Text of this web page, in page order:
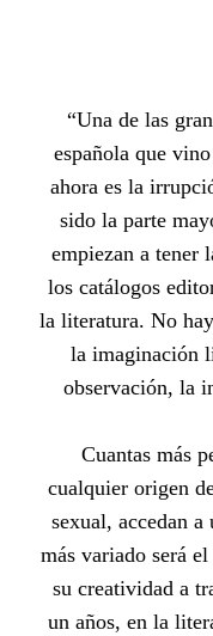
“Una de las
española que
ahora es la
sido la parte
empiezan a tener
los catálogos
la literatura. No
la imaginación
observación, la
Cuantas más
cualquier origen
sexual, accedan
más variado será
su creatividad a
un años, en la